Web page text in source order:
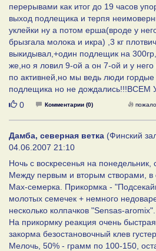
перерывами как итог до 19 часов
выход подлещика и терпя
уклейки ну а потом ерша(вроде у
брызгала молока и икра) ,3 кг
выкидывал,+один подлещик на
же,но я ловил 9-ой а он 7-ой и у него
по активней,но мы ведь люди гордые
подлещика но не дождались!!!ВСЕМ
Нравится
0 Комментарии (0)
Дамба, северная ветка (Финский
04.06.2007 21:10
Ночь с воскресенья на понедельник,
Между первым и вторым створами, в
Мах-семерка. Прикормка -
молотых семечек + немного
несколько колпачков "Sensas-aromix".
На прикормку реакция очень
закорма безостановочный клев
Мелочь, 50% - грамм по 100-150,